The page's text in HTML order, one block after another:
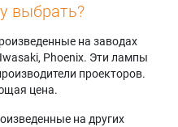
выбрать?
на заводах
Phoenix. Эти лампы
проекторов.
цена.
на других